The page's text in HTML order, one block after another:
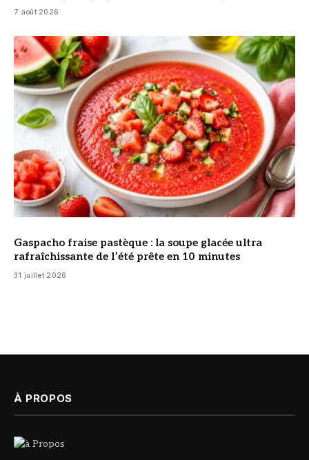
7 août 2026
© DR
Gaspacho fraise pastèque : la soupe glacée ultra
rafraîchissante de l’été prête en 10 minutes
31 juillet 2026
À PROPOS